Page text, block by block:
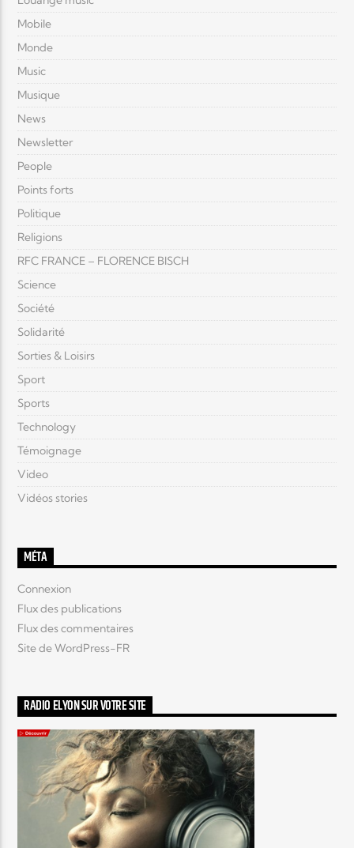
Mobile
Monde
Music
Musique
News
Newsletter
People
Points forts
Politique
Religions
RFC FRANCE – FLORENCE BISCH
Science
Société
Solidarité
Sorties & Loisirs
Sport
Sports
Technology
Témoignage
Video
Vidéos stories
MÉTA
Connexion
Flux des publications
Flux des commentaires
Site de WordPress-FR
RADIO ELYON SUR VOTRE SITE